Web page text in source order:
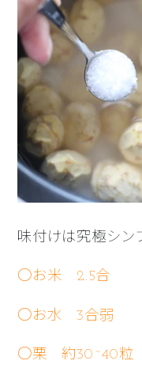
味付けは究極シン
○お米 2.5合
○お水 3合弱
○栗 約30~40粒